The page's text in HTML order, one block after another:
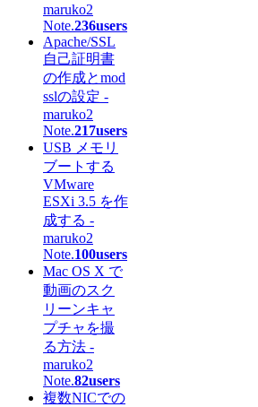
maruko2
Note.236users
Apache/SSL
自己証明書
の作成とmod
sslの設定 -
maruko2
Note.217users
USB メモリ
ブートする
VMware
ESXi 3.5 を作
成する -
maruko2
Note.100users
Mac OS X で
動画のスク
リーンキャ
プチャを撮
る方法 -
maruko2
Note.82users
複数NICでの